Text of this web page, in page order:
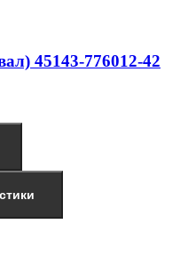
45143-776012-42